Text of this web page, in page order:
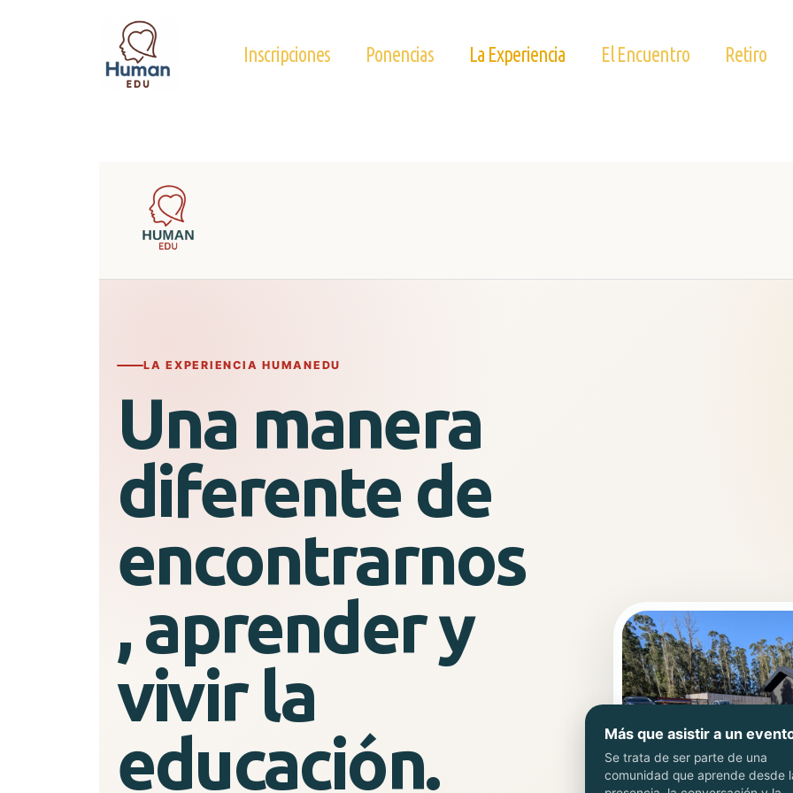
Inscripciones Ponencias La Experiencia El Encuentro Retiro
LA EXPERIENCIA HUMANEDU
Una manera
diferente de
encontrarnos
, aprender y
vivir la
educación.
Más que asistir a un
Se trata de ser parte de una
comunidad que aprende desde